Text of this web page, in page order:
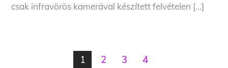
csak infravörös kamerával készített felvételen […]
1 2 3 4